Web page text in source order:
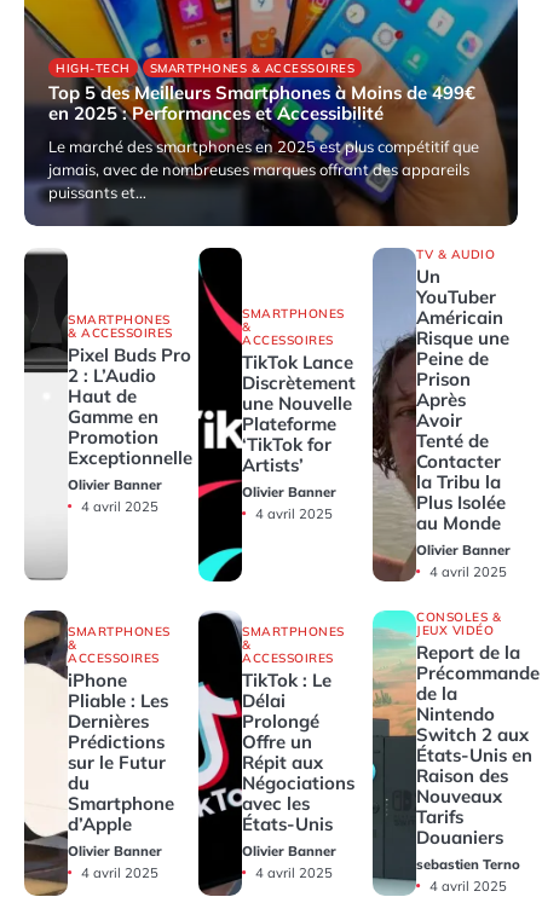
HIGH-TECH SMARTPHONES & ACCESSOIRES
Top 5 des Meilleurs Smartphones à Moins de 499€
en 2025 : Performances et Accessibilité
Le marché des smartphones en 2025 est plus compétitif que
jamais, avec de nombreuses marques offrant des appareils
puissants et…
9 avril 2025
SMARTPHONES
& ACCESSOIRES
Pixel Buds Pro
2 : L’Audio
Haut de
Gamme en
Promotion
Exceptionnelle
Olivier Banner
4 avril 2025
SMARTPHONES
&
ACCESSOIRES
TikTok Lance
Discrètement
une Nouvelle
Plateforme
‘TikTok for
Artists’
Olivier Banner
4 avril 2025
TV & AUDIO
Un
YouTuber
Américain
Risque une
Peine de
Prison
Après
Avoir
Tenté de
Contacter
la Tribu la
Plus Isolée
au Monde
Olivier Banner
4 avril 2025
SMARTPHONES
&
ACCESSOIRES
iPhone
Pliable : Les
Dernières
Prédictions
sur le Futur
du
Smartphone
d’Apple
Olivier Banner
4 avril 2025
SMARTPHONES
&
ACCESSOIRES
TikTok : Le
Délai
Prolongé
Offre un
Répit aux
Négociations
avec les
États-Unis
Olivier Banner
4 avril 2025
CONSOLES &
JEUX VIDÉO
Report de la
Précommande
de la
Nintendo
Switch 2 aux
États-Unis en
Raison des
Nouveaux
Tarifs
Douaniers
sebastien Terno
4 avril 2025